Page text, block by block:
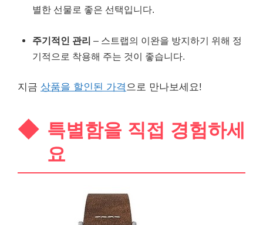
별한 선물로 좋은 선택입니다.
주기적인 관리 – 스트랩의 이완을 방지하기 위해 정
기적으로 착용해 주는 것이 좋습니다.
지금 상품을 할인된 가격으로 만나보세요!
특별함을 직접 경험하세
요